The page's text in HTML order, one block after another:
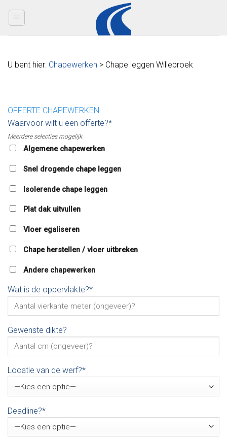
U bent hier: Chapewerken > Chape leggen Willebroek
OFFERTE CHAPEWERKEN
Waarvoor wilt u een offerte?*
Meerdere selecties mogelijk.
Algemene chapewerken
Snel drogende chape leggen
Isolerende chape leggen
Plat dak uitvullen
Vloer egaliseren
Chape herstellen / vloer uitbreken
Andere chapewerken
Wat is de oppervlakte?*
Gewenste dikte?
Locatie van de werf?*
Deadline?*